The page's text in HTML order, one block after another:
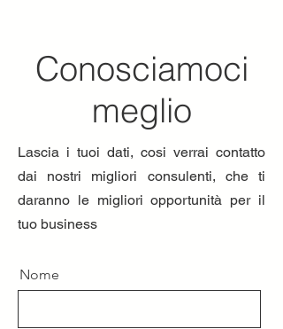
Conosciamoci
meglio
Lascia i tuoi dati, cosi verrai contatto
dai nostri migliori consulenti, che ti
daranno le migliori opportunità per il
tuo business
Nome